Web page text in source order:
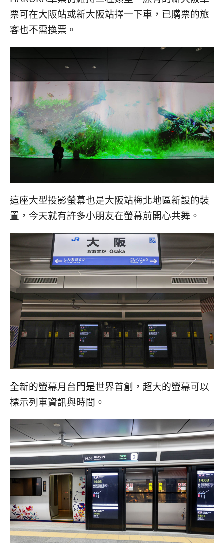
票可在大阪站或新大阪站擇一下車，已購票的旅
客也不需換票。
這座大型投影螢幕也是大阪站梅北地區新設的裝
置，今天就有許多小朋友在螢幕前開心共舞。
全新的螢幕月台門是世界首創，超大的螢幕可以
標示列車資訊與時間。